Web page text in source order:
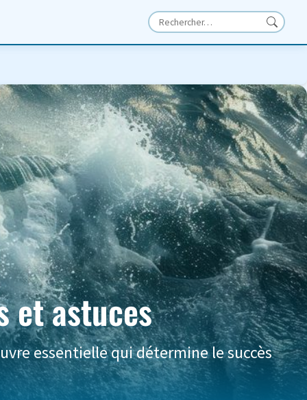
et astuces
essentielle qui détermine le succès